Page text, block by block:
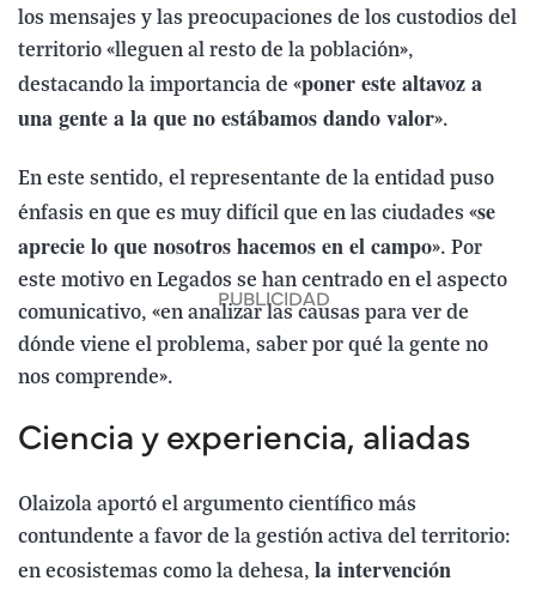
los mensajes y las preocupaciones de los custodios del
territorio «lleguen al resto de la población»,
destacando la importancia de «poner este altavoz a
una gente a la que no estábamos dando valor».
En este sentido, el representante de la entidad puso
énfasis en que es muy difícil que en las ciudades «se
aprecie lo que nosotros hacemos en el campo». Por
este motivo en Legados se han centrado en el aspecto
comunicativo, «en analizar las causas para ver de
dónde viene el problema, saber por qué la gente no
nos comprende».
Ciencia y experiencia, aliadas
Olaizola aportó el argumento científico más
contundente a favor de la gestión activa del territorio:
en ecosistemas como la dehesa, la intervención